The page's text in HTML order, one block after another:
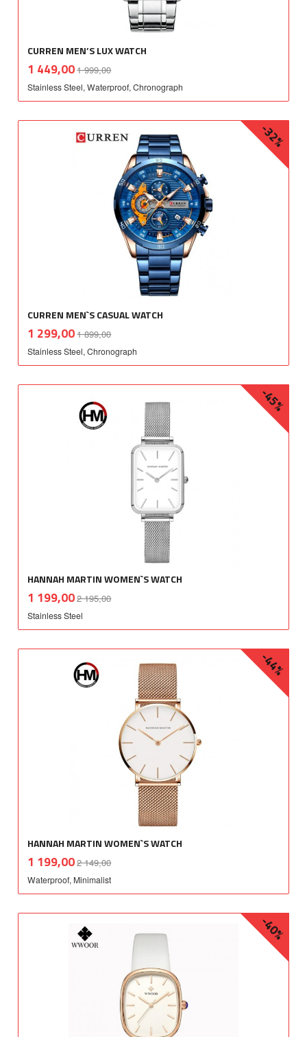
CURREN MEN’S LUX WATCH
Tilbud
1 449,001 999,00mva.
Stainless Steel, Waterproof, Chronograph
CURREN MEN`S CASUAL WATCH
Tilbud
1 299,001 899,00
-32%
mva.
Stainless Steel, Chronograph
HANNAH MARTIN WOMEN`S WATCH
Tilbud
1 199,002 195,00
-45%
mva.
Stainless Steel
HANNAH MARTIN WOMEN`S WATCH
Tilbud
1 199,002 149,00
-44%
mva.
Waterproof, Minimalist
-40%